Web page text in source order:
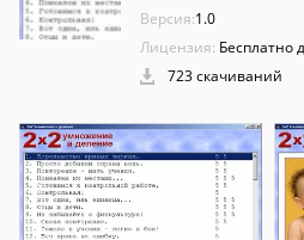
Версия:1.0
Лицензия: Бесплатно
723 скачиваний